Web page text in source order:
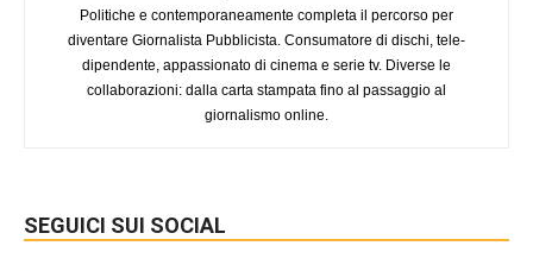
Politiche e contemporaneamente completa il percorso per
diventare Giornalista Pubblicista. Consumatore di dischi, tele-
dipendente, appassionato di cinema e serie tv. Diverse le
collaborazioni: dalla carta stampata fino al passaggio al
giornalismo online.
SEGUICI SUI SOCIAL